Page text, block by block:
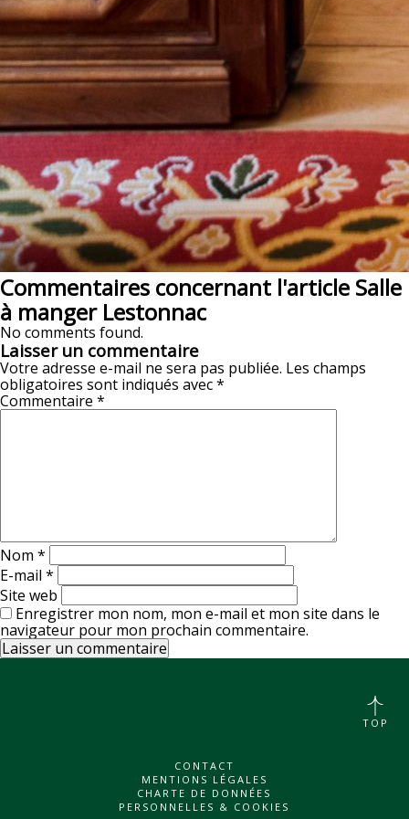
Commentaires concernant l'article Salle
à manger Lestonnac
No comments found.
Laisser un commentaire
Votre adresse e-mail ne sera pas publiée. Les champs
obligatoires sont indiqués avec*
Commentaire *
Nom *
E-mail *
Site web
Enregistrer mon nom, mon e-mail et mon site dans le
navigateur pour mon prochain commentaire.
CONTACT
MENTIONS LÉGALES
CHARTE DE DONNÉES
PERSONNELLES & COOKIES
TOP